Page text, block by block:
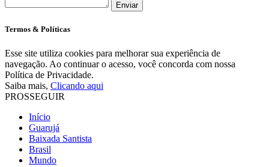
Enviar
Termos & Políticas
Esse site utiliza cookies para melhorar sua experiência de
navegação. Ao continuar o acesso, você concorda com nossa
Política de Privacidade.
Saiba mais, Clicando aqui
PROSSEGUIR
Início
Guarujá
Baixada Santista
Brasil
Mundo